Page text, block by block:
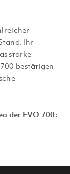
Ihr
starke
bestätigen
der EVO 700: